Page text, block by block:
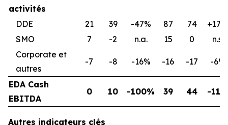
activités
DDE 21 39 -47% 87 74
+17%
SMO
7 -2 n.a. 15 0
n.s.
Corporate et
autres
-7 -8 -16% -16 -17 -6%
EDA Cash
EBITDA
0 10 -100% 39 44 -11%
Autres indicateurs clés